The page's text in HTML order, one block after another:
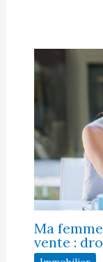
Ma
vente :